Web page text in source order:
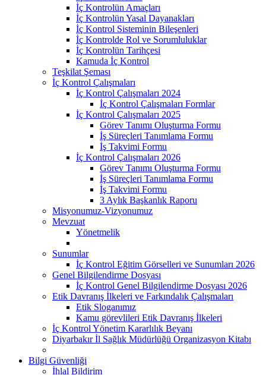
İç Kontrolün Amaçları
İç Kontrolün Yasal Dayanakları
İç Kontrol Sisteminin Bileşenleri
İç Kontrolde Rol ve Sorumluluklar
İç Kontrolün Tarihçesi
Kamuda İç Kontrol
Teşkilat Şeması
İç Kontrol Çalışmaları
İç Kontrol Çalışmaları 2024
İç Kontrol Çalışmaları Formlar
İç Kontrol Çalışmaları 2025
Görev Tanımı Oluşturma Formu
İş Süreçleri Tanımlama Formu
İş Takvimi Formu
İç Kontrol Çalışmaları 2026
Görev Tanımı Oluşturma Formu
İş Süreçleri Tanımlama Formu
İş Takvimi Formu
3 Aylık Başkanlık Raporu
Misyonumuz-Vizyonumuz
Mevzuat
Yönetmelik
Sunumlar
İç Kontrol Eğitim Görselleri ve Sunumları 2026
Genel Bilgilendirme Dosyası
İç Kontrol Genel Bilgilendirme Dosyası 2026
Etik Davranış İlkeleri ve Farkındalık Çalışmaları
Etik Sloganımız
Kamu görevlileri Etik Davranış İlkeleri
İç Kontrol Yönetim Kararlılık Beyanı
Diyarbakır İl Sağlık Müdürlüğü Organizasyon Kitabı
Bilgi Güvenliği
İhlal Bildirim